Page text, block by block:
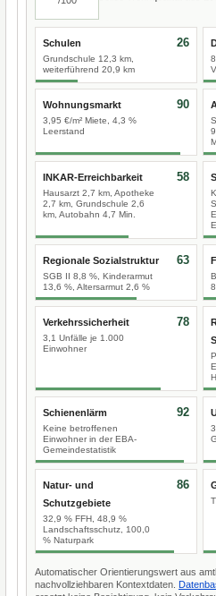
Schulen
Grundschule 12,3 km,
weiterführend 20,9 km
26
Wohnungsmarkt
3,95 €/m² Miete, 4,3 %
Leerstand
90
INKAR-Erreichbarkeit
Hausarzt 2,7 km, Apotheke
2,7 km, Grundschule 2,6
km, Autobahn 4,7 Min.
58
Regionale Sozialstruktur
SGB II 8,8 %, Kinderarmut
13,6 %, Altersarmut 2,6 %
63
Verkehrssicherheit
3,1 Unfälle je 1.000
Einwohner
78
Schienenlärm
Keine betroffenen
Einwohner in der EBA-
Gemeindestatistik
92
Natur- und
Schutzgebiete
32,9 % FFH, 48,9 %
Landschaftsschutz, 100,0
% Naturpark
86
Automatischer Orientierungswert aus
nachvollziehbaren Kontextdaten.